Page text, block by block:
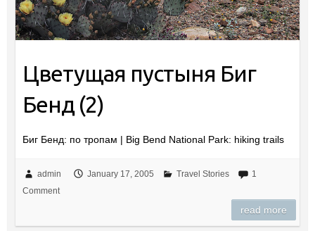
Цветущая пустыня Биг
Бенд (2)
Биг Бенд: по тропам | Big Bend National Park: hiking trails
admin January 17, 2005 Travel Stories
1
Comment
read more